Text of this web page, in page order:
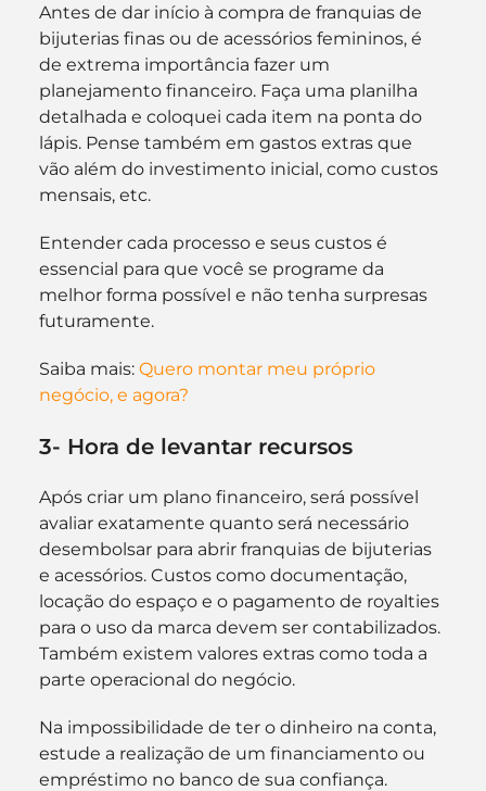
Antes de dar início à compra de franquias de
bijuterias finas ou de acessórios femininos, é
de extrema importância fazer um
planejamento financeiro. Faça uma planilha
detalhada e coloquei cada item na ponta do
lápis. Pense também em gastos extras que
vão além do investimento inicial, como custos
mensais, etc.
Entender cada processo e seus custos é
essencial para que você se programe da
melhor forma possível e não tenha surpresas
futuramente.
Saiba mais: Quero montar meu próprio
negócio, e agora?
3- Hora de levantar recursos
Após criar um plano financeiro, será possível
avaliar exatamente quanto será necessário
desembolsar para abrir franquias de bijuterias
e acessórios. Custos como documentação,
locação do espaço e o pagamento de royalties
para o uso da marca devem ser contabilizados.
Também existem valores extras como toda a
parte operacional do negócio.
Na impossibilidade de ter o dinheiro na conta,
estude a realização de um financiamento ou
empréstimo no banco de sua confiança.